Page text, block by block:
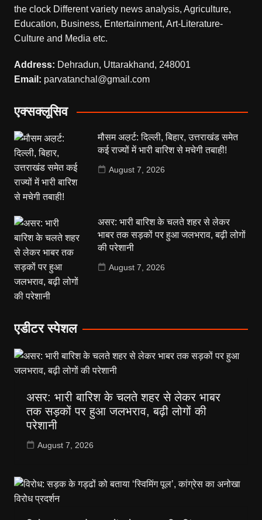
the clock Different variety news analysis, Agriculture,
Education, Business, Entertainment, Art-Literature-
Culture and Media etc.
Address: Dehradun, Uttarakhand, 248001
Email: parvatanchal@gmail.com
एक्सक्लूसिव
मौसम अल़र्ट: दिल्ली, बिहार, उत्तराखंड समेत
कई राज्यों में भारी बारिश से मचेगी तबाही!
August 7, 2026
असर: भारी बारिश के चलते शहर से लेकर
भाबर तक सड़कों पर हुआ जलभराव, बढ़ी लोगों
की परेशानी
August 7, 2026
एडीटर स्पेशल
असर: भारी बारिश के चलते शहर से लेकर भाबर
तक सड़कों पर हुआ जलभराव, बढ़ी लोगों की
परेशानी
August 7, 2026